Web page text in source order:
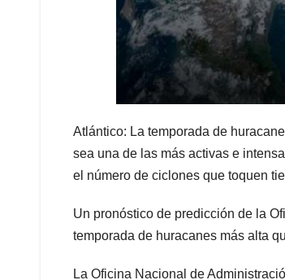
Atlántico: La temporada de
sea una de las más activas e
el número de ciclones que toquen
Un pronóstico de predicción de la
temporada de huracanes más alta
La Oficina Nacional de